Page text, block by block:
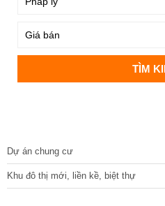
Dự án chung cư
Khu đô thị mới, liền kề, biệt thự